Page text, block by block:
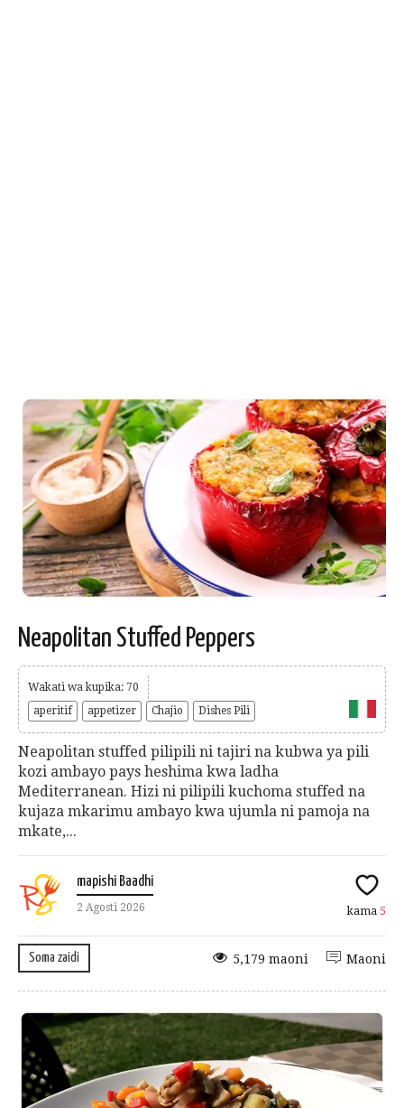
Neapolitan Stuffed Peppers
Wakati wa kupika: 70
aperitif
appetizer Chajio Dishes Pili
Neapolitan stuffed pilipili ni tajiri na kubwa ya pili
kozi ambayo pays heshima kwa ladha
Mediterranean. Hizi ni pilipili kuchoma stuffed na
kujaza mkarimu ambayo kwa ujumla ni pamoja na
mkate,...
mapishi Baadhi
2 Agosti 2026 kama 5
Soma zaidi Maoni
5,179 maoni